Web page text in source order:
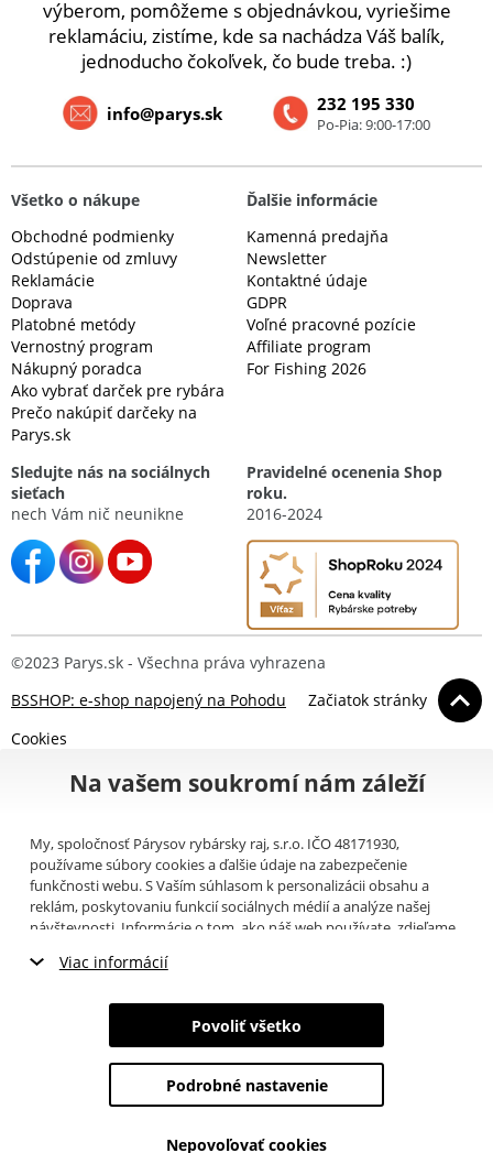
výberom, pomôžeme s objednávkou, vyriešime
reklamáciu, zistíme, kde sa nachádza Váš balík,
jednoducho čokoľvek, čo bude treba. :)
232 195 330
Po-Pia: 9:00-17:00
info@parys.sk
Všetko o nákupe
Obchodné podmienky
Odstúpenie od zmluvy
Reklamácie
Doprava
Platobné metódy
Vernostný program
Nákupný poradca
Ako vybrať darček pre rybára
Prečo nakúpiť darčeky na
Parys.sk
Ďalšie informácie
Kamenná predajňa
Newsletter
Kontaktné údaje
GDPR
Voľné pracovné pozície
Affiliate program
For Fishing 2026
Sledujte nás na sociálnych
sieťach
nech Vám nič neunikne
Pravidelné ocenenia Shop
roku.
2016-2024
©2023 Parys.sk - Všechna práva vyhrazena
BSSHOP: e-shop napojený na Pohodu
Začiatok stránky
Cookies
Na vašem soukromí nám záleží
My, spoločnosť Párysov rybársky raj, s.r.o. IČO 48171930,
používame súbory cookies a ďalšie údaje na zabezpečenie
funkčnosti webu. S Vaším súhlasom k personalizácii obsahu a
reklám, poskytovaniu funkcií sociálnych médií a analýze našej
návštevnosti. Informácie o tom, ako náš web používate, zdieľame
(napríklad Google).Tu
informáciami, ktoré ste im poskytli alebo ktoré získali v dôsledku
toho, že používate ich služby. Tieto údaje zahŕňajú cookies, dáta z
ďalších úložísk, IP adresu a ďalšie informácie spojené s prezeraním
Viac informácií
Nevyhnutné cookies
Marketingové cookies
Analytické cookies
Povoliť všetko
Podrobné nastavenie
Nepovoľovať cookies